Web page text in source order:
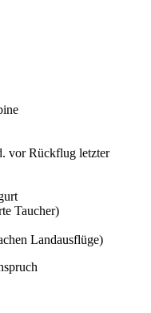
vor Rückflug letzter
Taucher)
Landausflüge)